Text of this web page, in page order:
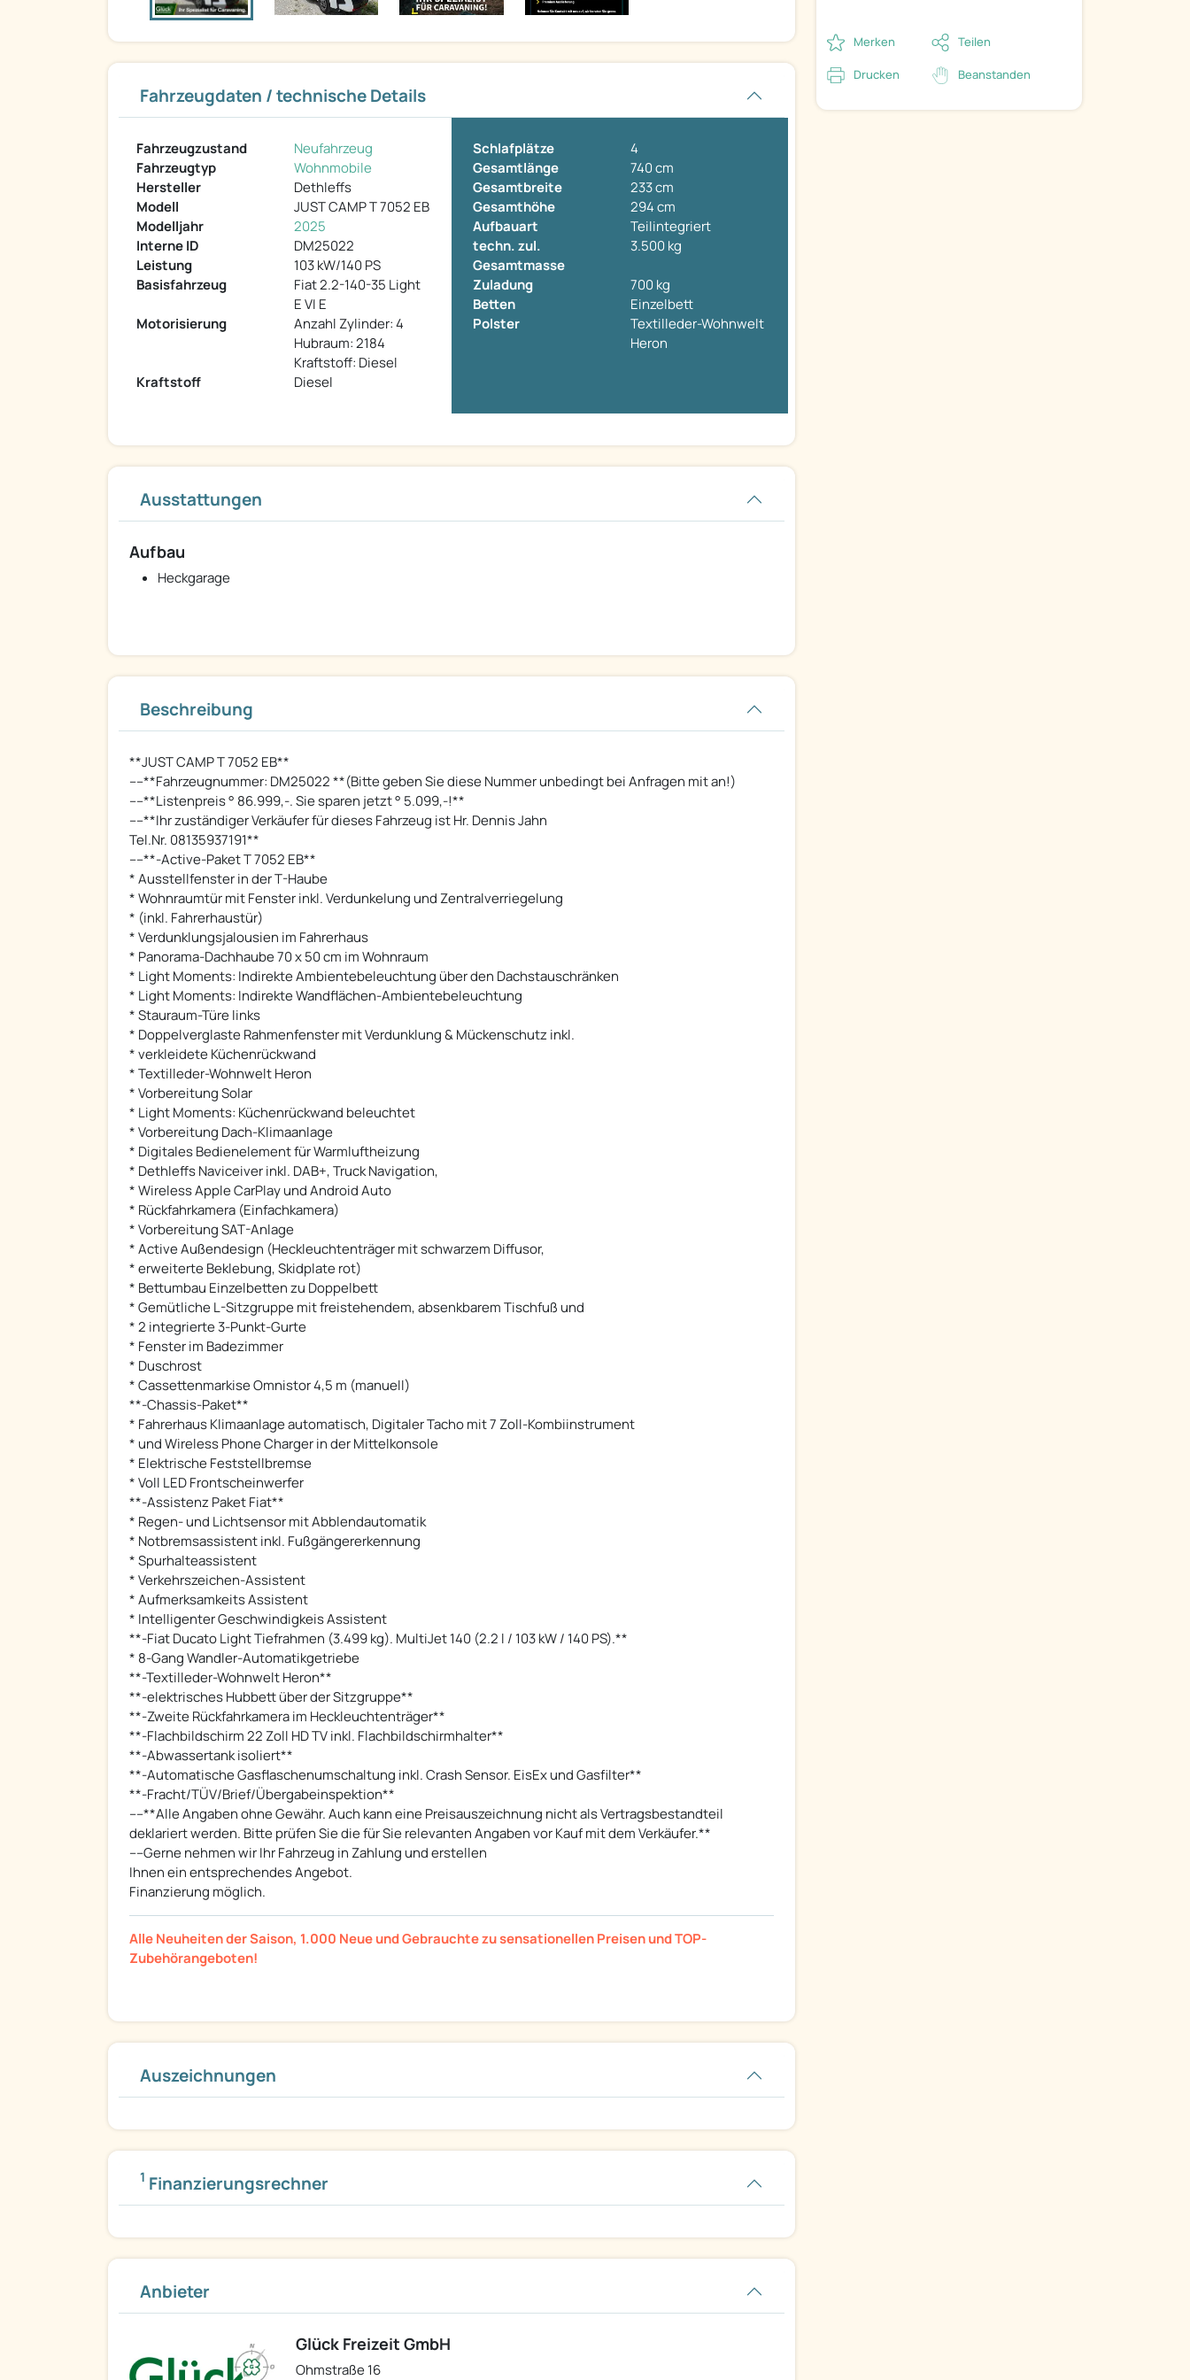
Fahrzeugdaten / technische Details
Fahrzeugzustand
Neufahrzeug
Fahrzeugtyp
Wohnmobile
Hersteller
Dethleffs
Modell
JUST CAMP T 7052 EB
Modelljahr
2025
Interne ID
DM25022
Leistung
103 kW/140 PS
Basisfahrzeug
Fiat 2.2-140-35 Light
E VI E
Motorisierung
Anzahl Zylinder: 4
Hubraum: 2184
Kraftstoff: Diesel
Kraftstoff
Diesel
Schlafplätze
4
Gesamtlänge
740 cm
Gesamtbreite
233 cm
Gesamthöhe
294 cm
Aufbauart
Teilintegriert
techn. zul.
Gesamtmasse
3.500 kg
Zuladung
700 kg
Betten
Einzelbett
Polster
Textilleder-Wohnwelt
Heron
Ausstattungen
Aufbau
Heckgarage
Beschreibung
**JUST CAMP T 7052 EB**
----**Fahrzeugnummer: DM25022 **(Bitte geben Sie diese Nummer unbedingt bei Anfragen mit an!)
----**Listenpreis ° 86.999,-. Sie sparen jetzt ° 5.099,-!**
----**Ihr zuständiger Verkäufer für dieses Fahrzeug ist Hr. Dennis Jahn
Tel.Nr. 08135937191**
----**-Active-Paket T 7052 EB**
* Ausstellfenster in der T-Haube
* Wohnraumtür mit Fenster inkl. Verdunkelung und Zentralverriegelung
* (inkl. Fahrerhaustür)
* Verdunklungsjalousien im Fahrerhaus
* Panorama-Dachhaube 70 x 50 cm im Wohnraum
* Light Moments: Indirekte Ambientebeleuchtung über den Dachstauschränken
* Light Moments: Indirekte Wandflächen-Ambientebeleuchtung
* Stauraum-Türe links
* Doppelverglaste Rahmenfenster mit Verdunklung & Mückenschutz inkl.
* verkleidete Küchenrückwand
* Textilleder-Wohnwelt Heron
* Vorbereitung Solar
* Light Moments: Küchenrückwand beleuchtet
* Vorbereitung Dach-Klimaanlage
* Digitales Bedienelement für Warmluftheizung
* Dethleffs Naviceiver inkl. DAB+, Truck Navigation,
* Wireless Apple CarPlay und Android Auto
* Rückfahrkamera (Einfachkamera)
* Vorbereitung SAT-Anlage
* Active Außendesign (Heckleuchtenträger mit schwarzem Diffusor,
* erweiterte Beklebung, Skidplate rot)
* Bettumbau Einzelbetten zu Doppelbett
* Gemütliche L-Sitzgruppe mit freistehendem, absenkbarem Tischfuß und
* 2 integrierte 3-Punkt-Gurte
* Fenster im Badezimmer
* Duschrost
* Cassettenmarkise Omnistor 4,5 m (manuell)
**-Chassis-Paket**
* Fahrerhaus Klimaanlage automatisch, Digitaler Tacho mit 7 Zoll-Kombiinstrument
* und Wireless Phone Charger in der Mittelkonsole
* Elektrische Feststellbremse
* Voll LED Frontscheinwerfer
**-Assistenz Paket Fiat**
* Regen- und Lichtsensor mit Abblendautomatik
* Notbremsassistent inkl. Fußgängererkennung
* Spurhalteassistent
* Verkehrszeichen-Assistent
* Aufmerksamkeits Assistent
* Intelligenter Geschwindigkeis Assistent
**-Fiat Ducato Light Tiefrahmen (3.499 kg). MultiJet 140 (2.2 l / 103 kW / 140 PS).**
* 8-Gang Wandler-Automatikgetriebe
**-Textilleder-Wohnwelt Heron**
**-elektrisches Hubbett über der Sitzgruppe**
**-Zweite Rückfahrkamera im Heckleuchtenträger**
**-Flachbildschirm 22 Zoll HD TV inkl. Flachbildschirmhalter**
**-Abwassertank isoliert**
**-Automatische Gasflaschenumschaltung inkl. Crash Sensor. EisEx und Gasfilter**
**-Fracht/TÜV/Brief/Übergabeinspektion**
----**Alle Angaben ohne Gewähr. Auch kann eine Preisauszeichnung nicht als Vertragsbestandteil
deklariert werden. Bitte prüfen Sie die für Sie relevanten Angaben vor Kauf mit dem Verkäufer.**
----Gerne nehmen wir Ihr Fahrzeug in Zahlung und erstellen
Ihnen ein entsprechendes Angebot.
Finanzierung möglich.
Alle Neuheiten der Saison, 1.000 Neue und Gebrauchte zu sensationellen Preisen und TOP-
Zubehörangeboten!
Auszeichnungen
1 Finanzierungsrechner
Anbieter
Glück Freizeit GmbH
Ohmstraße 16
Merken Teilen
Drucken Beanstanden